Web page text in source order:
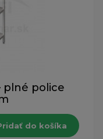
plné police
do košíka